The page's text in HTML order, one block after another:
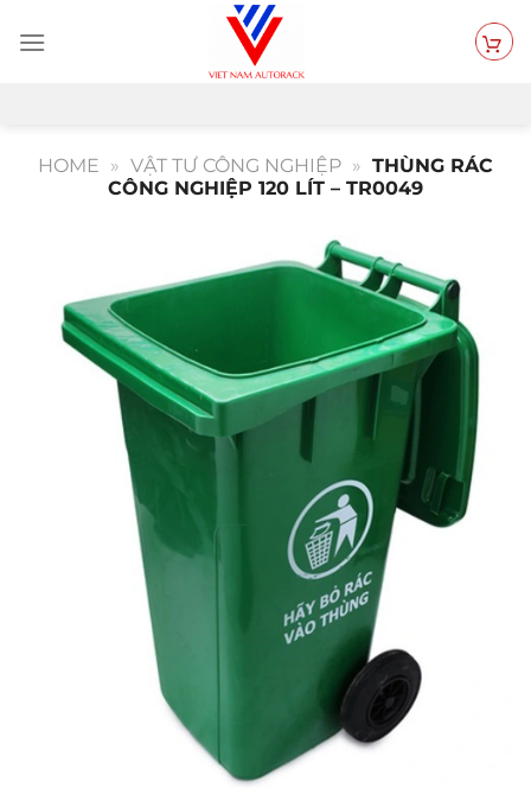
qua
HOME » VẬT TƯ CÔNG NGHIỆP » THÙNG RÁC
CÔNG NGHIỆP 120 LÍT – TR0049